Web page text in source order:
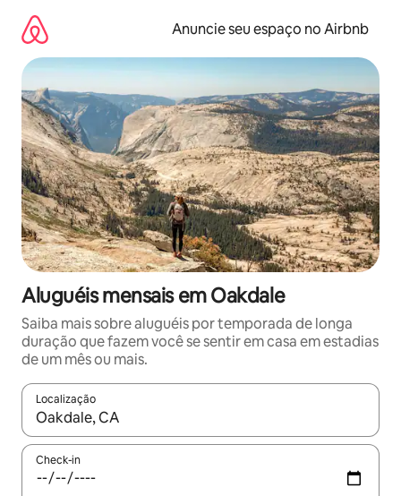
para
conteúdo
Anuncie seu espaço no Airbnb
Aluguéis mensais em Oakdale
Saiba mais sobre aluguéis por temporada de longa
duração que fazem você se sentir em casa em estadias
de um mês ou mais.
Localização
Quando os resultados estiverem disponíveis, explore-os
Check-in